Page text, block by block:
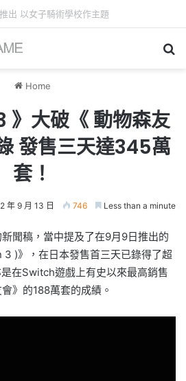
出 以女子騎術學校作主題
Home
》大破《 動物森友
發售三天達345萬
套！
年 9 月 13 日 746 Less than a minute
聞稿，當中提及了在9月9日推出的
3 )》，在日本發售首三天已錄得了超
在Switch遊戲上有史以來最高銷售
》的188萬套的成績。